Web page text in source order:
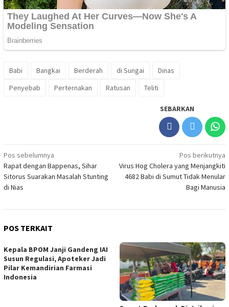
Babi Bangkai Berderah di Sungai
Dinas
Penyebab
Perternakan Ratusan Teliti
SEBARKAN
Navigasi
pos
Pos sebelumnya
Rapat dengan Bappenas, Sihar
Sitorus Suarakan Masalah Stunting
di Nias
Pos berikutnya
Virus Hog Cholera yang Menjangkiti
4682 Babi di Sumut Tidak Menular
Bagi Manusia
POS TERKAIT
Kepala BPOM Janji Gandeng IAI
Susun Regulasi, Apoteker Jadi
Pilar Kemandirian Farmasi
Indonesia